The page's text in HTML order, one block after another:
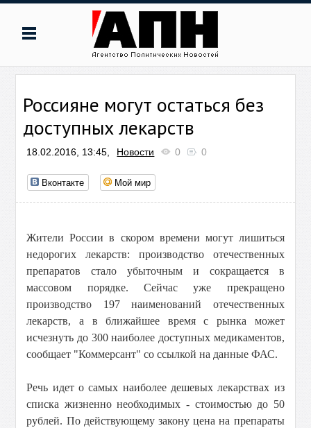
Россияне могут остаться без
доступных лекарств
18.02.2016, 13:45, Новости 0 0
Вконтакте Мой мир
Жители России в скором времени могут лишиться
недорогих лекарств: производство отечественных
препаратов стало убыточным и сокращается в
массовом порядке. Сейчас уже прекращено
производство 197 наименований отечественных
лекарств, а в ближайшее время с рынка может
исчезнуть до 300 наиболее доступных медикаментов,
сообщает "Коммерсант" со ссылкой на данные ФАС.
Речь идет о самых наиболее дешевых лекарствах из
списка жизненно необходимых - стоимостью до 50
рублей. По действующему закону цена на препараты